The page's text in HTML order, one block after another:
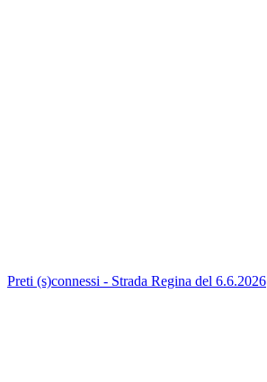
Preti (s)connessi - Strada Regina del 6.6.2026